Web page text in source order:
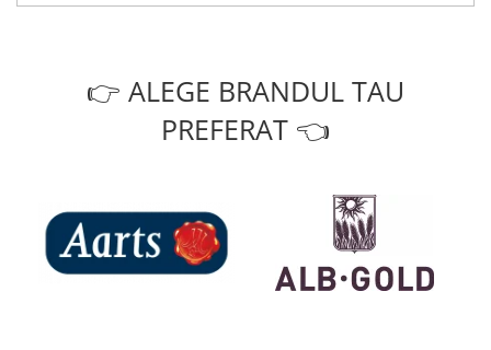
👉 ALEGE BRANDUL TAU
PREFERAT 👈